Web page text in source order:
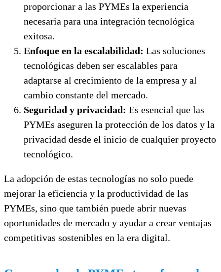
proporcionar a las PYMEs la experiencia
necesaria para una integración tecnológica
exitosa.
Enfoque en la escalabilidad: Las soluciones
tecnológicas deben ser escalables para
adaptarse al crecimiento de la empresa y al
cambio constante del mercado.
Seguridad y privacidad: Es esencial que las
PYMEs aseguren la protección de los datos y la
privacidad desde el inicio de cualquier proyecto
tecnológico.
La adopción de estas tecnologías no solo puede
mejorar la eficiencia y la productividad de las
PYMEs, sino que también puede abrir nuevas
oportunidades de mercado y ayudar a crear ventajas
competitivas sostenibles en la era digital.